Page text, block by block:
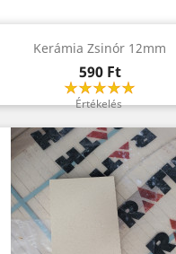
Kerámia Zsinór 12mm
Ár
590 Ft
Értékelés